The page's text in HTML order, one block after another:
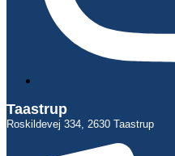
Taastrup
Roskildevej 334, 2630 Taastrup